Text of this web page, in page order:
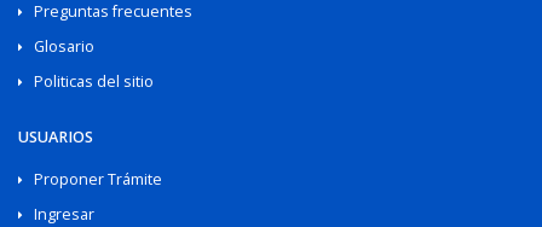
Preguntas frecuentes
Glosario
Politicas del sitio
USUARIOS
Proponer Trámite
Ingresar